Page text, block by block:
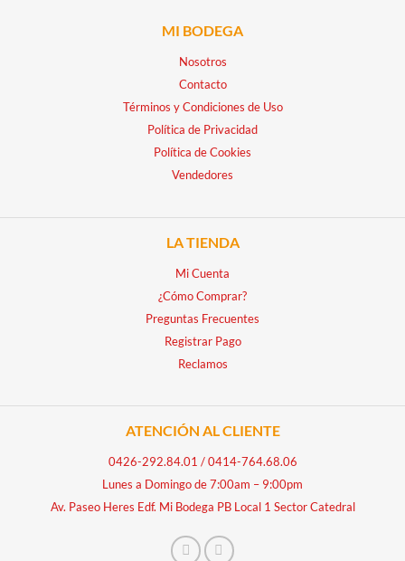
MI BODEGA
Nosotros
Contacto
Términos y Condiciones de Uso
Política de Privacidad
Política de Cookies
Vendedores
LA TIENDA
Mi Cuenta
¿Cómo Comprar?
Preguntas Frecuentes
Registrar Pago
Reclamos
ATENCIÓN AL CLIENTE
0426-292.84.01 /0414-764.68.06
Lunes a Domingo de 7:00am – 9:00pm
Av. Paseo Heres Edf. Mi Bodega PB Local 1 Sector Catedral